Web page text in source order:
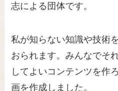
志による団体です。
私が知らない知識や技術
おられます。みんなでそ
してよいコンテンツを作
画を作成しました。